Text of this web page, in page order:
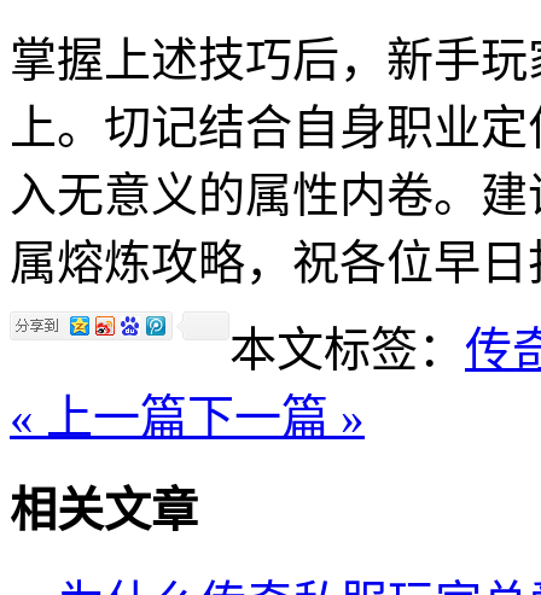
掌握上述技巧后，新手
上。切记结合自身职业
入无意义的属性内卷。
属熔炼攻略，祝各位早
本文标签： 传
« 上一篇下一篇 »
相关文章